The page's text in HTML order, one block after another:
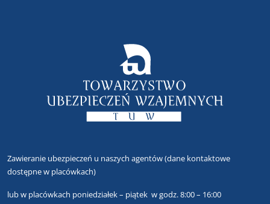
Zawieranie ubezpieczeń u naszych agentów(dane kontaktowe
dostępne w placówkach)
lubw placówkach poniedziałek – piątek w godz. 8:00 – 16:00